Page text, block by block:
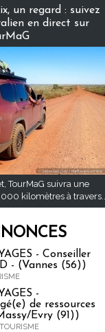
un regard : suivez
en direct sur
TourMaG suivra une
kilomètres à travers...
- Conseiller
- (Vannes (56))
-
de ressources
Evry (91))